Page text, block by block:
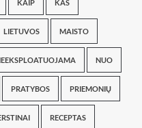
KAIP KAS
LIETUVOS MAISTO
NUO
PRATYBOS PRIEMONIŲ
RECEPTAS